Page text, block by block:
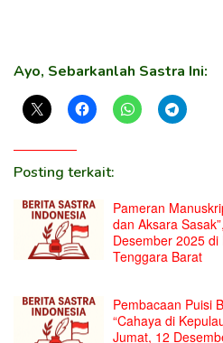
Ayo, Sebarkanlah Sastra Ini:
Posting terkait:
Pameran
dan Aksara
Desember 2025
Tenggara Barat
Pembacaan Puisi
“Cahaya di
Jumat, 12